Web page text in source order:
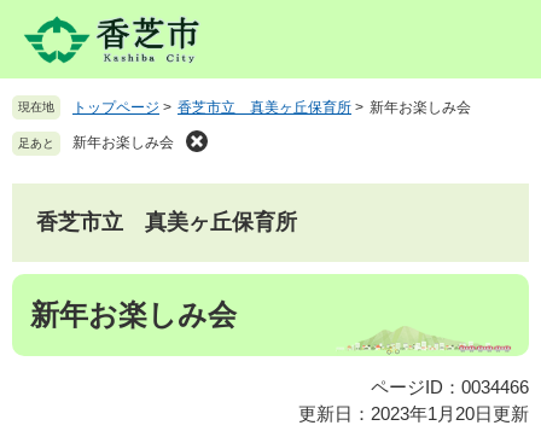
先
頭
す
を
飛
し
文
現在地 トップページ > 香芝市立 真美ヶ丘保育所 > 新年お楽しみ会
足あと 新年お楽しみ会
香芝市立 真美ヶ丘保育所
本
新年お楽しみ会
ページID：0034466
更新日：2023年1月20日更新